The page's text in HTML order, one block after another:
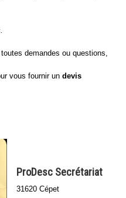
demandes ou questions,
vous fournir undevis
ProDesc Secrétariat
31620 Cépet